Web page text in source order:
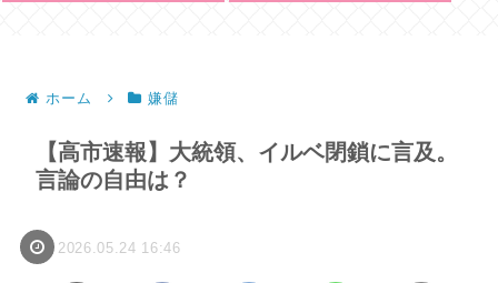
ホーム 嫌儲
【高市速報】大統領、イルベ閉鎖に言及。
言論の自由は？
2026.05.24 16:46